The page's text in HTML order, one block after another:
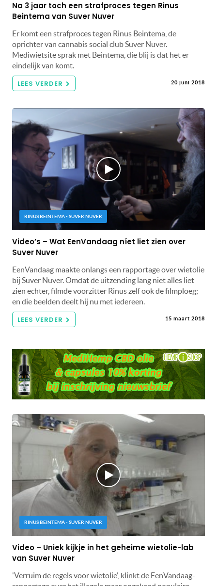
Na 3 jaar toch een strafproces tegen Rinus
Beintema van Suver Nuver
Er komt een strafproces tegen Rinus Beintema, de
oprichter van cannabis social club Suver Nuver.
Mediwietsite sprak met Beintema, die blij is dat het er
eindelijk van komt.
LEES VERDER 20 juni 2018
RINUS BEINTEMA - SUVER NUVER
Video’s – Wat EenVandaag níet liet zien over
Suver Nuver
EenVandaag maakte onlangs een rapportage over wietolie
bij Suver Nuver. Omdat de uitzending lang niet alles liet
zien echter, filmde voorzitter Rinus zelf ook de filmploeg;
en die beelden deelt hij nu met iedereen.
LEES VERDER 15 maart 2018
RINUS BEINTEMA - SUVER NUVER
Video – Uniek kijkje in het geheime wietolie-lab
van Suver Nuver
'Verruim de regels voor wietolie', klinkt de EenVandaag-